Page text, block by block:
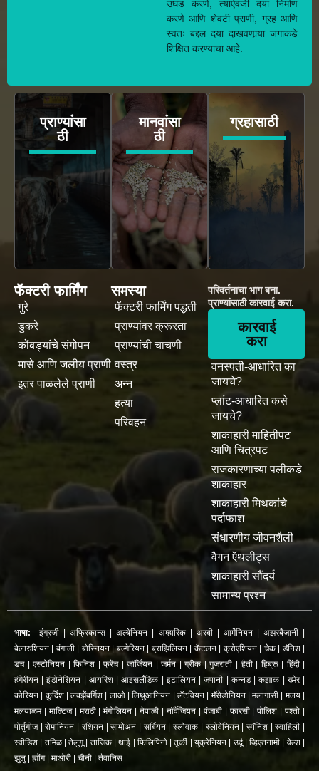
उघड करणे, त्याऐवजी दया निर्माण
करणे आणि शेवटी प्राणी, ग्रह आणि
स्वतः बद्दल दया दाखवणार्‍या जगाकडे
शिक्षित करण्याचा आहे.
प्राण्यांसा
ठी
मानवांसा
ठी
ग्रहासाठी
फॅक्टरी फार्मिंग
गुरे
डुकरे
कोंबड्यांचे संगोपन
मासे आणि जलीय प्राणी
इतर पाळलेले प्राणी
समस्या
फॅक्टरी फार्मिंग पद्धती
प्राण्यांवर क्रूरता
प्राण्यांची चाचणी
वस्त्र
अन्न
हत्या
परिवहन
परिवर्तनाचा भाग बना.
प्राण्यांसाठी कारवाई करा.
कारवाई
करा
वनस्पती-आधारित का
जायचे?
प्लांट-आधारित कसे
जायचे?
शाकाहारी माहितीपट
आणि चित्रपट
राजकारणाच्या पलीकडे
शाकाहार
शाकाहारी मिथकांचे
पर्दाफाश
संधारणीय जीवनशैली
वैगन ऍथलीट्स
शाकाहारी सौंदर्य
सामान्य प्रश्न
भाषा: इंग्रजी |अफ्रिकान्स |अल्बेनियन अम्हारिक| अरबी| आर्मेनियन| अझरबैजानी|
बेलारुशियन
बंगाली| बोस्नियन|बल्गेरियन| ब्राझिलियन| कॅटलन| क्रोएशियन| चेक| डॅनिश|
डच|एस्टोनियन |फिनिश |फ्रेंच|जॉर्जियन |जर्मन|ग्रीक|गुजराती हैती| हिब्रू| हिंदी|
हंगेरीयन |इंडोनेशियन आयरिश|आइसलँडिक इटालियन|जपानी कन्नड|कझाक ख्मेर|
कोरियन
कुर्दिश|लक्झेंबर्गिश लाओ|लिथुआनियन लॅटवियन| मॅसेडोनियन|मलागासी मलय|
मलयाळम| माल्टिज| मराठी|मंगोलियन |नेपाळी नॉर्वेजियन| पंजाबी| फारसी|पोलिश |पश्तो
पोर्तुगीज|रोमानियन रशियन|सामोअन सर्बियन|स्लोवाक स्लोवेनियन| स्पॅनिश|स्वाहिली
स्वीडिश
तमिळ|तेलुगू| ताजिक|थाई फिलिपिनो|तुर्की |युक्रेनियन उर्दू|व्हिएतनामी वेल्श|
झुलु
ह्मोंग| माओरी चीनी तैवानिस